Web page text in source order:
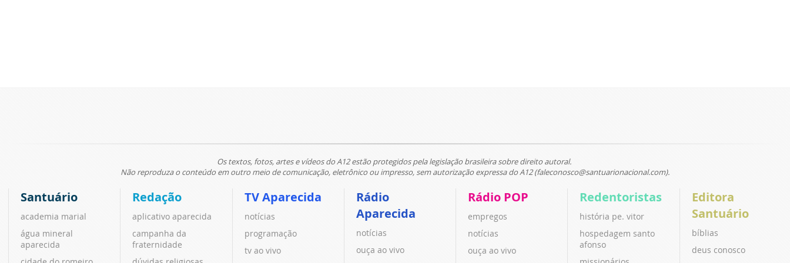
Os textos, fotos, artes e vídeos do A12 estão protegidos pela legislação brasileira sobre direito autoral.
Não reproduza o conteúdo em outro meio de comunicação, eletrônico ou impresso, sem autorização expressa do A12 (faleconosco@santuarionacional.com).
Santuário
academia marial
água mineral
aparecida
Redação
aplicativo aparecida
campanha da
fraternidade
TV Aparecida
notícias
programação
tv ao vivo
Rádio
Aparecida
notícias
ouça ao vivo
Rádio POP
empregos
notícias
ouça ao vivo
Redentoristas
história pe. vitor
hospedagem santo
afonso
Editora
Santuário
bíblias
deus conosco